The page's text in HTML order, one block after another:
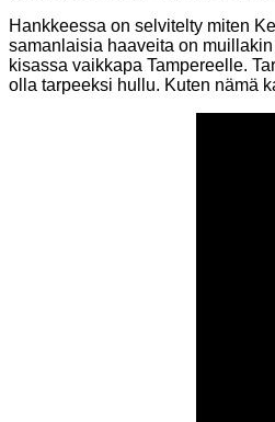
Hankkeessa on selvitelty miten
samanlaisia haaveita on
kisassa vaikkapa Tampereelle.
olla tarpeeksi hullu. Kuten nämä